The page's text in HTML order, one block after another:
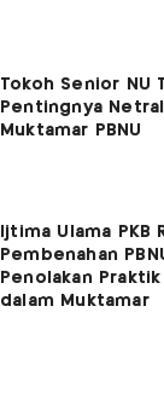
Tokoh Senior NU
Pentingnya
Muktamar PBNU
Ijtima Ulama PKB
Pembenahan
Penolakan
dalam Muktamar